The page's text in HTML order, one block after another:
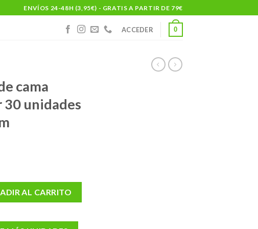
ENVÍOS 24-48H (3,95€) - GRATIS A PARTIR DE 79€
ACCEDER 0
cama
30 unidades
super 30 unidades 90 cm x 60 cm cantidad
AL CARRITO